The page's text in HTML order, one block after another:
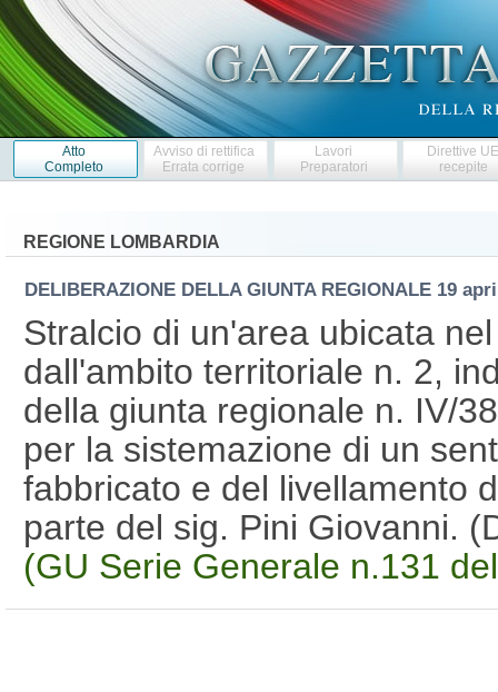
Atto
Completo
Avviso di rettifica
Errata corrige
Lavori
Preparatori
Direttive
recepite
REGIONE LOMBARDIA
DELIBERAZIONE DELLA GIUNTA REGIONALE 19
Stralcio di un'area ubicata
dall'ambito territoriale n. 2,
della giunta regionale n. IV/
per la sistemazione di un
fabbricato e del livellamento
parte del sig. Pini Giovanni.
(GU Serie Generale n.131